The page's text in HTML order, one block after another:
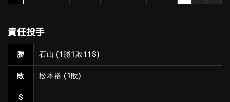
1軍公式戦
ファーム東地区
選手名鑑
選手名鑑トップ
ニュース
責任投手
勝 石山 (1勝1敗11S)
敗 松本裕 (1敗)
S